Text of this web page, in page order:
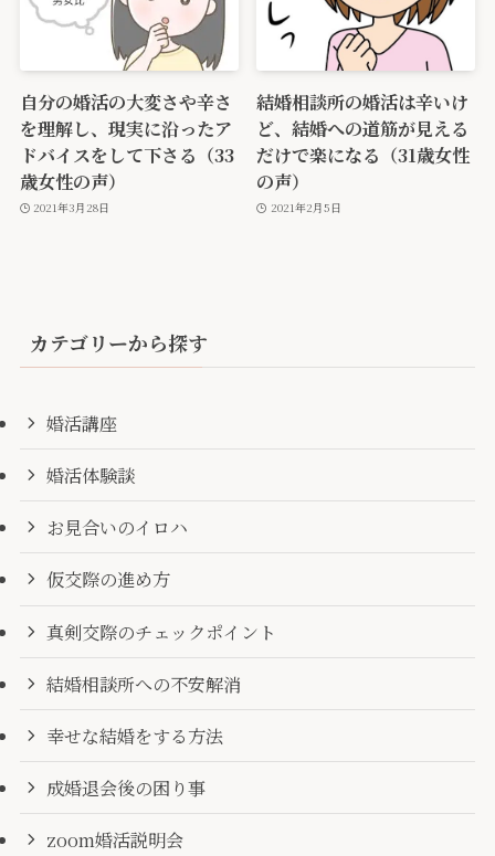
自分の婚活の大変さや辛さ
を理解し、現実に沿ったア
ドバイスをして下さる（33
歳女性の声）
2021年3月28日
結婚相談所の婚活は辛いけ
ど、結婚への道筋が見える
だけで楽になる（31歳女性
の声）
2021年2月5日
カテゴリーから探す
婚活講座
婚活体験談
お見合いのイロハ
仮交際の進め方
真剣交際のチェックポイント
結婚相談所への不安解消
幸せな結婚をする方法
成婚退会後の困り事
zoom婚活説明会